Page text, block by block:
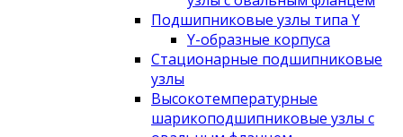
Подшипниковые узлы типа Y
Y-образные корпуса
Стационарные подшипниковые
узлы
Высокотемпературные
шарикоподшипниковые узлы с